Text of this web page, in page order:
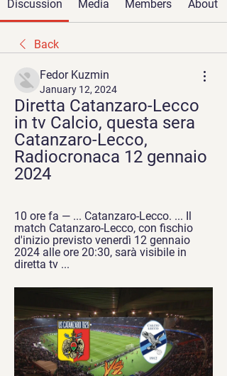
Discussion Media Members About
Back
Fedor Kuzmin
January 12, 2024
Diretta Catanzaro-Lecco
in tv Calcio, questa sera
Catanzaro-Lecco,
Radiocronaca 12 gennaio
2024
10 ore fa — ... Catanzaro-Lecco. ... Il
match Catanzaro-Lecco, con fischio
d'inizio previsto venerdì 12 gennaio
2024 alle ore 20:30, sarà visibile in
diretta tv ...